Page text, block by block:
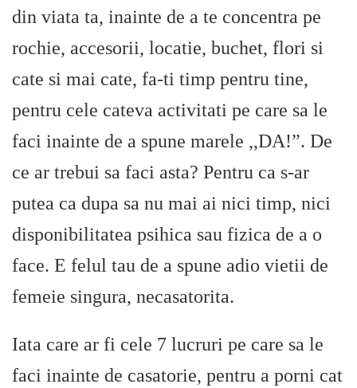
din viata ta, inainte de a te concentra pe
rochie, accesorii, locatie, buchet, flori si
cate si mai cate, fa-ti timp pentru tine,
pentru cele cateva activitati pe care sa le
faci inainte de a spune marele ,,DA!”. De
ce ar trebui sa faci asta? Pentru ca s-ar
putea ca dupa sa nu mai ai nici timp, nici
disponibilitatea psihica sau fizica de a o
face. E felul tau de a spune adio vietii de
femeie singura, necasatorita.
Iata care ar fi cele 7 lucruri pe care sa le
faci inainte de casatorie, pentru a porni cat